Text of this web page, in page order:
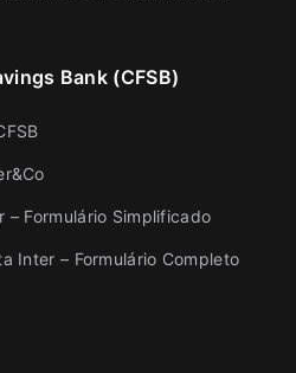
Bank (CFSB)
– Formulário Simplificado
Inter – Formulário Completo